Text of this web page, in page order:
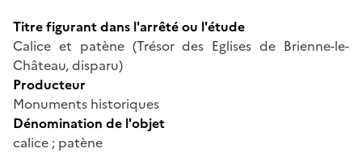
Titre figurant dans l'arrêté ou l'étude
Calice et patène (Trésor des Eglises de Brienne-le-
Château, disparu)
Producteur
Monuments historiques
Dénomination de l'objet
calice ; patène